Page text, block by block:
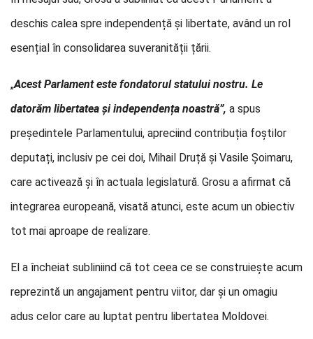
deschis calea spre independență și libertate, având un rol
esențial în consolidarea suveranității țării.
„Acest Parlament este fondatorul statului nostru. Le
datorăm libertatea și independența noastră”, a spus
președintele Parlamentului, apreciind contribuția foștilor
deputați, inclusiv pe cei doi, Mihail Druță și Vasile Șoimaru,
care activează și în actuala legislatură. Grosu a afirmat că
integrarea europeană, visată atunci, este acum un obiectiv
tot mai aproape de realizare.
El a încheiat subliniind că tot ceea ce se construiește acum
reprezintă un angajament pentru viitor, dar și un omagiu
adus celor care au luptat pentru libertatea Moldovei.